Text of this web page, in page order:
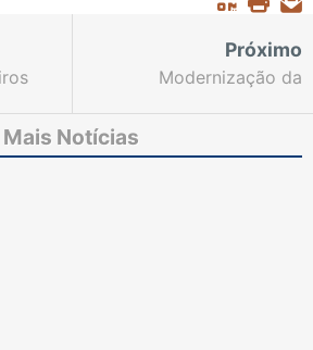
do
Próximo
Modernização da
Interior são temas de
reunião entre TJCE e
Mais Notícias